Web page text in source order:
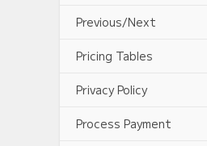
Previous/Next
Pricing Tables
Privacy Policy
Process Payment